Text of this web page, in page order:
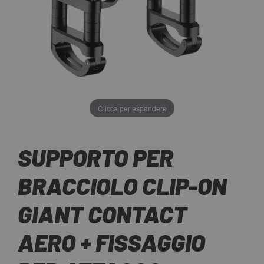
Clicca per espandere
SUPPORTO PER
BRACCIOLO CLIP-ON
GIANT CONTACT
AERO + FISSAGGIO